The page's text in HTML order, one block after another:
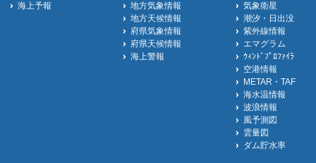
海上予報
地方気象情報
地方天候情報
府県気象情報
府県天候情報
海上警報
気象衛星
潮汐・日出没
紫外線情報
エマグラム
ｳｨﾝﾄﾞﾌﾟﾛﾌｧｲﾗ
空港情報
METAR・TAF
海水温情報
波浪情報
風予測図
雲量図
ダム貯水率